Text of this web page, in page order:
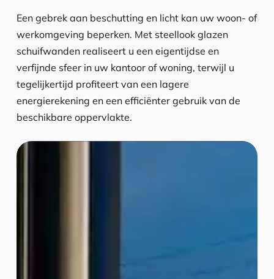
Een gebrek aan beschutting en licht kan uw woon- of
werkomgeving beperken. Met steellook glazen
schuifwanden realiseert u een eigentijdse en
verfijnde sfeer in uw kantoor of woning, terwijl u
tegelijkertijd profiteert van een lagere
energierekening en een efficiënter gebruik van de
beschikbare oppervlakte.